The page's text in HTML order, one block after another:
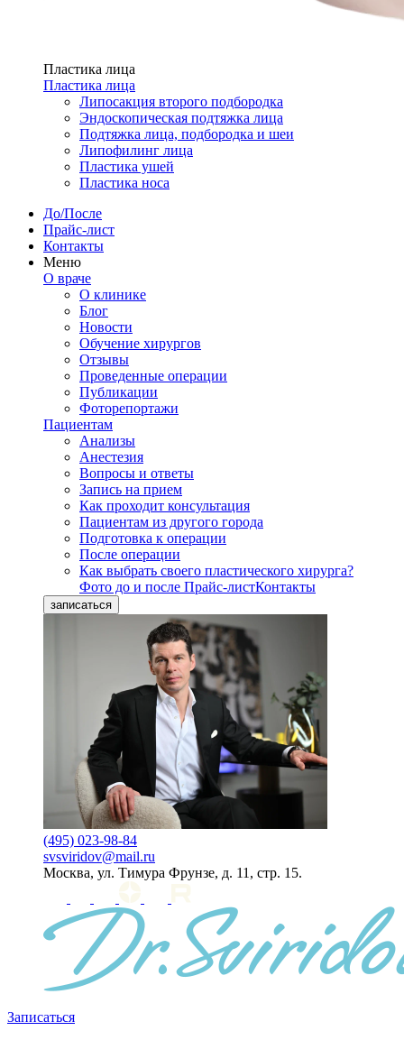
Пластика лица
Пластика лица
Липосакция второго подбородка
Эндоскопическая подтяжка лица
Подтяжка лица, подбородка и шеи
Липофилинг лица
Пластика ушей
Пластика носа
До/После
Прайс-лист
Контакты
Меню
О враче
О клинике
Блог
Новости
Обучение хирургов
Отзывы
Проведенные операции
Публикации
Фоторепортажи
Пациентам
Анализы
Анестезия
Вопросы и ответы
Запись на прием
Как проходит консультация
Пациентам из другого города
Подготовка к операции
После операции
Как выбрать своего пластического хирурга?
Фото до и после Прайс-листКонтакты
записаться
(495) 023-98-84
svsviridov@mail.ru
Москва, ул. Тимура Фрунзе, д. 11, стр. 15.
Записаться